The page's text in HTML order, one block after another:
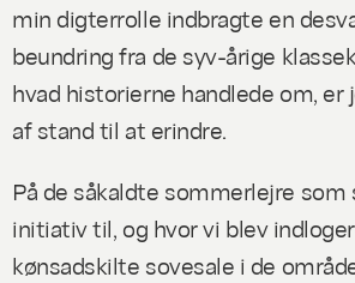
min digterrolle indbragte en
beundring fra de syv-årige
hvad historierne handlede om, er
af stand til at erindre.
På de såkaldte sommerlejre som
initiativ til, og hvor vi blev
kønsadskilte sovesale i de